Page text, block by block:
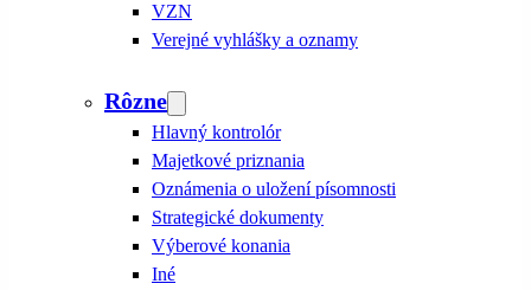
VZN
Verejné vyhlášky a oznamy
Rôzne
Hlavný kontrolór
Majetkové priznania
Oznámenia o uložení písomnosti
Strategické dokumenty
Výberové konania
Iné